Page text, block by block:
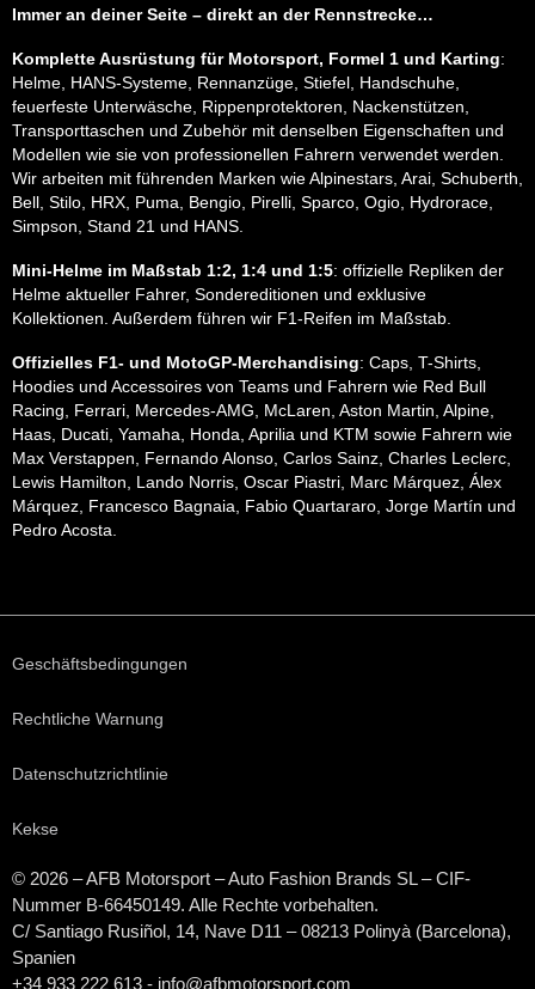
Immer an deiner Seite – direkt an der Rennstrecke…
Komplette Ausrüstung für Motorsport, Formel 1 und Karting:
Helme, HANS-Systeme, Rennanzüge, Stiefel, Handschuhe,
feuerfeste Unterwäsche, Rippenprotektoren, Nackenstützen,
Transporttaschen und Zubehör mit denselben Eigenschaften und
Modellen wie sie von professionellen Fahrern verwendet werden.
Wir arbeiten mit führenden Marken wie Alpinestars, Arai, Schuberth,
Bell, Stilo, HRX, Puma, Bengio, Pirelli, Sparco, Ogio, Hydrorace,
Simpson, Stand 21 und HANS.
Mini-Helme im Maßstab 1:2, 1:4 und 1:5: offizielle Repliken der
Helme aktueller Fahrer, Sondereditionen und exklusive
Kollektionen. Außerdem führen wir F1-Reifen im Maßstab.
Offizielles F1- und MotoGP-Merchandising: Caps, T-Shirts,
Hoodies und Accessoires von Teams und Fahrern wie Red Bull
Racing, Ferrari, Mercedes-AMG, McLaren, Aston Martin, Alpine,
Haas, Ducati, Yamaha, Honda, Aprilia und KTM sowie Fahrern wie
Max Verstappen, Fernando Alonso, Carlos Sainz, Charles Leclerc,
Lewis Hamilton, Lando Norris, Oscar Piastri, Marc Márquez, Álex
Márquez, Francesco Bagnaia, Fabio Quartararo, Jorge Martín und
Pedro Acosta.
Geschäftsbedingungen
Rechtliche Warnung
Datenschutzrichtlinie
Kekse
© 2026 – AFB Motorsport – Auto Fashion Brands SL– CIF-
Nummer B-66450149. Alle Rechte vorbehalten.
C/ Santiago Rusiñol, 14, Nave D11 – 08213 Polinyà (Barcelona),
Spanien
+34 933 222 613 - info@afbmotorsport.com